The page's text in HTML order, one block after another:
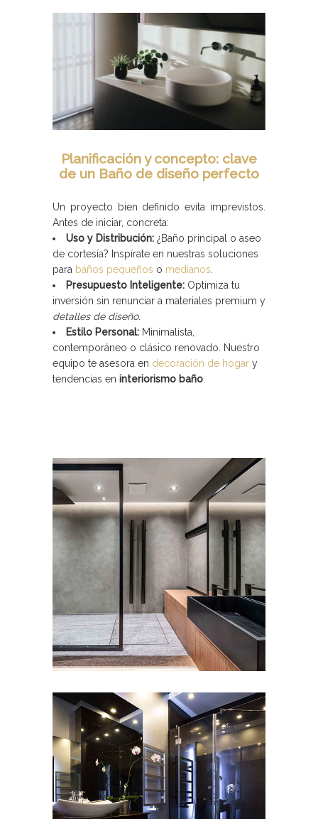
Planificación y concepto: clave
de un Baño de diseño perfecto
Un proyecto bien definido evita imprevistos.
Antes de iniciar, concreta:
Uso y Distribución: ¿Baño principal o aseo
de cortesía? Inspírate en nuestras soluciones
para baños pequeños o medianos
Presupuesto Inteligente: Optimiza tu
inversión sin renunciar a materiales premium y
detalles de diseño.
Estilo Personal: Minimalista,
contemporáneo o clásico renovado. Nuestro
equipo te asesora en decoración de hogar y
tendencias en interiorismo baño